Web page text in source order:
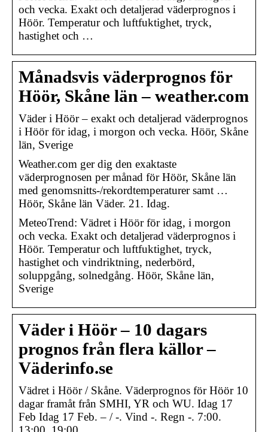
och vecka. Exakt och detaljerad väderprognos i
Höör. Temperatur och luftfuktighet, tryck,
hastighet och …
Månadsvis väderprognos för
Höör, Skåne län – weather.com
Väder i Höör – exakt och detaljerad väderprognos
i Höör för idag, i morgon och vecka. Höör, Skåne
län, Sverige
Weather.com ger dig den exaktaste
väderprognosen per månad för Höör, Skåne län
med genomsnitts-/rekordtemperaturer samt …
Höör, Skåne län Väder. 21. Idag.
MeteoTrend: Vädret i Höör för idag, i morgon
och vecka. Exakt och detaljerad väderprognos i
Höör. Temperatur och luftfuktighet, tryck,
hastighet och vindriktning, nederbörd,
soluppgång, solnedgång. Höör, Skåne län,
Sverige
Väder i Höör – 10 dagars
prognos från flera källor –
Väderinfo.se
Vädret i Höör / Skåne. Väderprognos för Höör 10
dagar framåt från SMHI, YR och WU. Idag 17
Feb Idag 17 Feb. – / -. Vind -. Regn -. 7:00.